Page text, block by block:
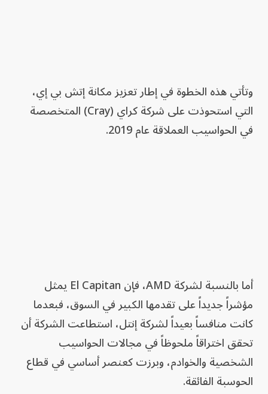
وتأتي هذه الخطوة في إطار تعزيز مكانة إتش بي إي،
التي استحوذت على شركة كراي (Cray) المتخصصة
في الحواسيب العملاقة عام 2019.
أما بالنسبة لشركة AMD، فإن El Capitan يمثل
مؤشراً جديداً على تقدمها الكبير في السوق، فبعدما
كانت منافساً بعيداً لشركة إنتل، استطاعت الشركة أن
تحقق اختراقاً ملحوظاً في مجالات الحواسيب
الشخصية والخوادم، وبرزت كعنصر أساسي في قطاع
الحوسبة الفائقة.